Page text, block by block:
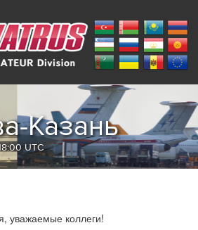
Казань
UTC
уважаемые коллеги!